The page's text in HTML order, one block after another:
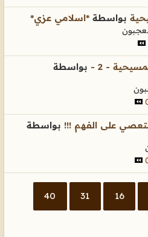
بواسطة *اسلامي عزي*
- 2 -
بواسطة
على الفهم !!! بواسطة
16
31
40